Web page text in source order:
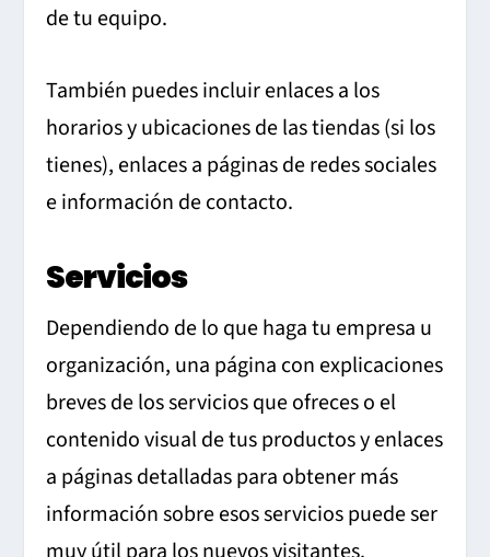
de tu equipo.
También puedes incluir enlaces a los
horarios y ubicaciones de las tiendas (si los
tienes), enlaces a páginas de redes sociales
e información de contacto.
Servicios
Dependiendo de lo que haga tu empresa u
organización, una página con explicaciones
breves de los servicios que ofreces o el
contenido visual de tus productos y enlaces
a páginas detalladas para obtener más
información sobre esos servicios puede ser